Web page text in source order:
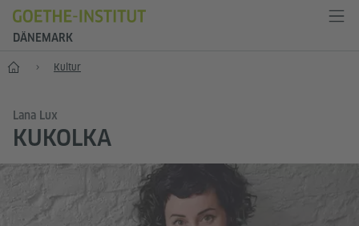
DÄNEMARK
Start Kultur
Lana Lux
KUKOLKA